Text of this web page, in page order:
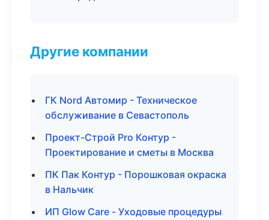
Другие компании
ГК Nord Автомир - Техническое
обслуживание в Севастополь
Проект-Строй Pro Контур -
Проектирование и сметы в Москва
ПК Пак Контур - Порошковая окраска
в Нальчик
ИП Glow Care - Уходовые процедуры